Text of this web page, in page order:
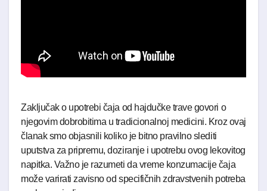
Zaključak o upotrebi čaja od hajdučke trave govori o
njegovim dobrobitima u tradicionalnoj medicini. Kroz ovaj
članak smo objasnili koliko je bitno pravilno slediti
uputstva za pripremu, doziranje i upotrebu ovog lekovitog
napitka. Važno je razumeti da vreme konzumacije čaja
može varirati zavisno od specifičnih zdravstvenih potreba